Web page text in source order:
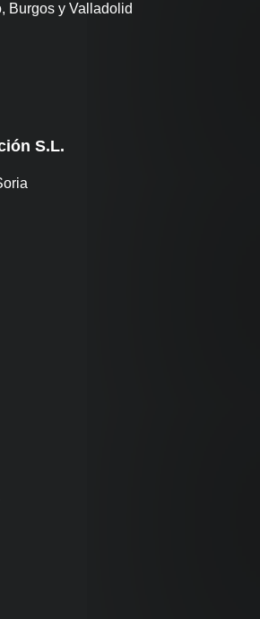
Burgos y Valladolid
S.L.